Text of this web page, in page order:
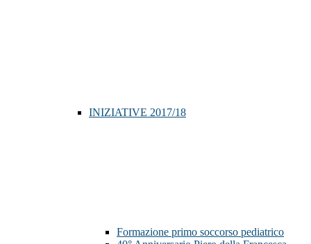
INIZIATIVE 2017/18
Formazione primo soccorso pediatrico